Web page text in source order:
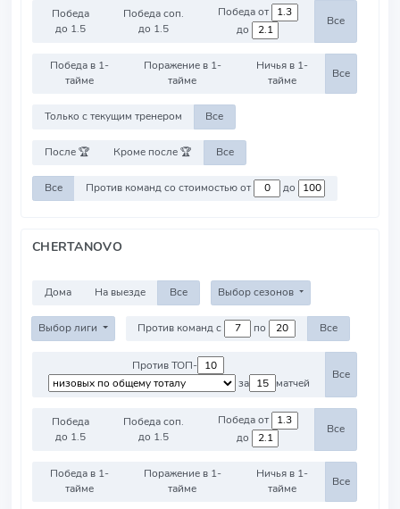
Победа
до 1.5
Победа соп.
до 1.5
Победа от
до
Все
Победа в 1-
тайме
Поражение в 1-
тайме
Ничья в 1-
тайме
Все
Только с текущим тренером Все
После 🏆 Кроме после 🏆 Все
Все Против команд со стоимостью от до
CHERTANOVO
Дома На выезде Все Выбор сезонов
Выбор лиги Против команд с по Все
Против ТОП-
за
матчей
Все
Победа
до 1.5
Победа соп.
до 1.5
Победа от
до
Все
Победа в 1-
тайме
Поражение в 1-
тайме
Ничья в 1-
тайме
Все